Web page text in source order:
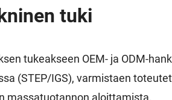
tuki
tukeakseen OEM- ja ODM-
(STEP/IGS), varmistaen
massatuotannon aloittamista.